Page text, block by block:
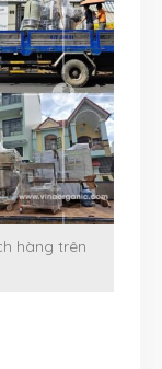
hàng trên